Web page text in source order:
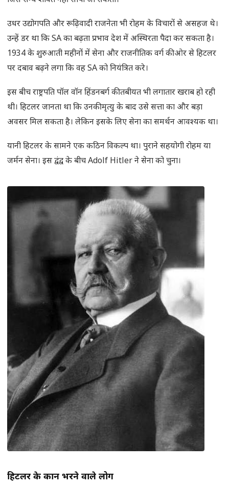
उधर उद्योगपति और रूढ़िवादी राजनेता भी रोहम के विचारों से असहज थे।
उन्हें डर था कि SA का बढ़ता प्रभाव देश में अस्थिरता पैदा कर सकता है।
1934 के शुरुआती महीनों में सेना और राजनीतिक वर्ग की ओर से हिटलर
पर दबाव बढ़ने लगा कि वह SA को नियंत्रित करे।
इस बीच राष्ट्रपति पॉल वॉन हिंडनबर्ग की तबीयत भी लगातार खराब हो रही
थी। हिटलर जानता था कि उनकी मृत्यु के बाद उसे सत्ता का और बड़ा
अवसर मिल सकता है। लेकिन इसके लिए सेना का समर्थन आवश्यक था।
यानी हिटलर के सामने एक कठिन विकल्प था। पुराने सहयोगी रोहम या
जर्मन सेना। इस द्वंद्व के बीच Adolf Hitler ने सेना को चुना।
हिटलर के कान भरने वाले लोग